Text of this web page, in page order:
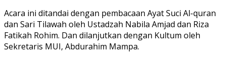
Acara ini ditandai dengan pembacaan Ayat Suci Al-quran
dan Sari Tilawah oleh Ustadzah Nabila Amjad dan Riza
Fatikah Rohim. Dan dilanjutkan dengan Kultum oleh
Sekretaris MUI, Abdurahim Mampa.